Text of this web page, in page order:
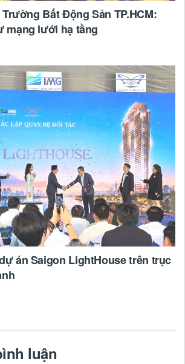
Bất Động Sản TP.HCM:
mạng lưới hạ tầng
án Saigon LightHouse trên trục
luận